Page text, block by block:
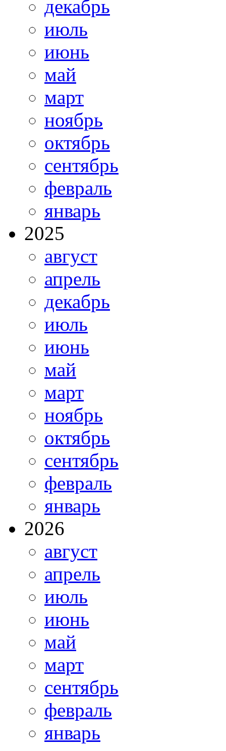
декабрь
июль
июнь
май
март
ноябрь
октябрь
сентябрь
февраль
январь
2025
август
апрель
декабрь
июль
июнь
май
март
ноябрь
октябрь
сентябрь
февраль
январь
2026
август
апрель
июль
июнь
май
март
сентябрь
февраль
январь